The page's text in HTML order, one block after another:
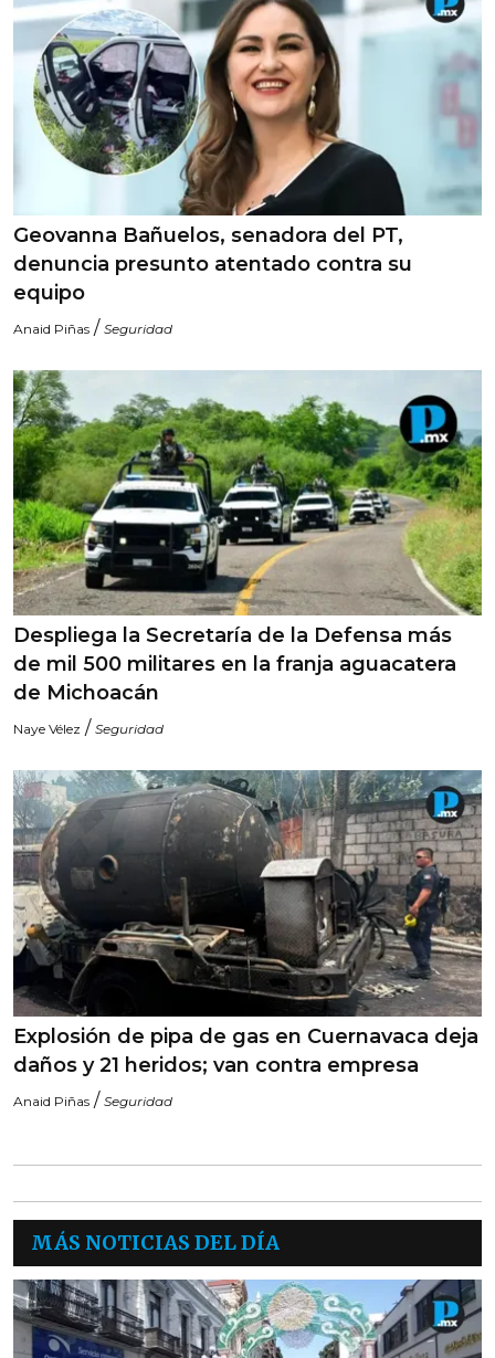
Geovanna Bañuelos, senadora del PT,
denuncia presunto atentado contra su
equipo
Anaid Piñas / Seguridad
Despliega la Secretaría de la Defensa más
de mil 500 militares en la franja aguacatera
de Michoacán
Naye Vélez / Seguridad
Explosión de pipa de gas en Cuernavaca deja
daños y 21 heridos; van contra empresa
Anaid Piñas / Seguridad
MÁS NOTICIAS DEL DÍA